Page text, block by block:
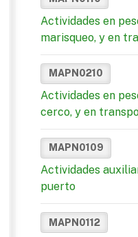
Actividades en
marisqueo, y en
MAPN0210
Actividades en
cerco, y en
MAPN0109
Actividades
puerto
MAPN0112